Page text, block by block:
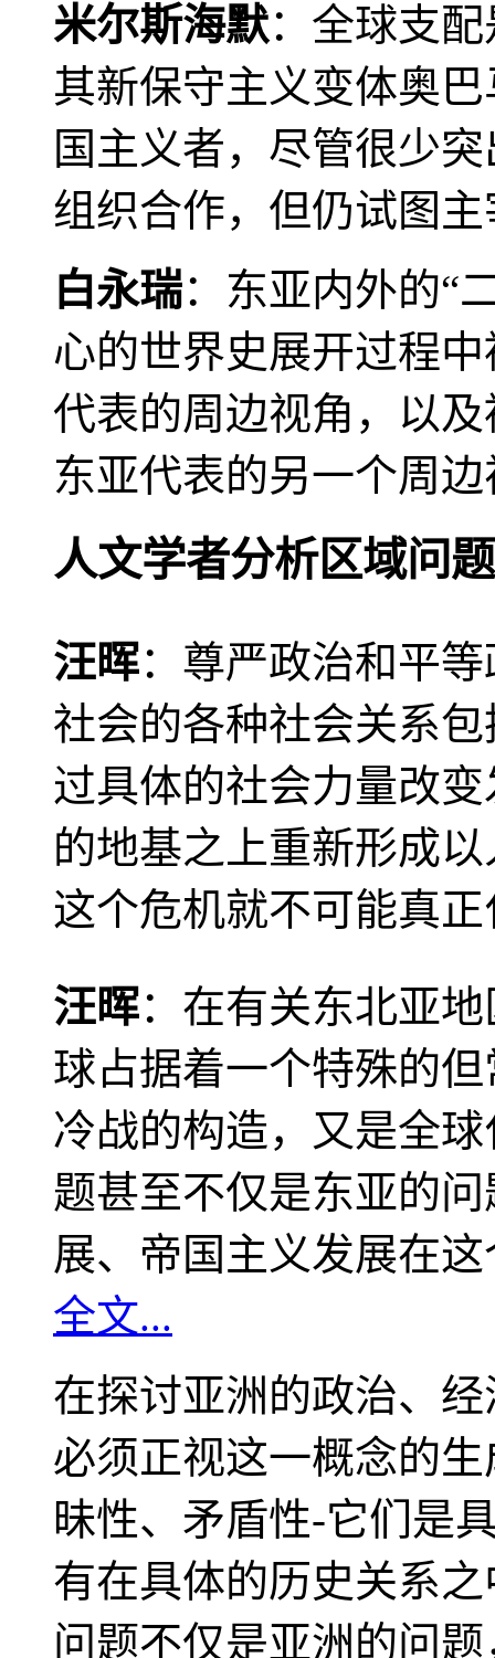
米尔斯海默：全球支
其新保守主义变体奥
国主义者，尽管很少
组织合作，但仍试图
白永瑞：东亚内外的“
心的世界史展开过程
代表的周边视角，以
东亚代表的另一个周
人文学者分析区域问题
汪晖：尊严政治和平
社会的各种社会关系
过具体的社会力量改
的地基之上重新形成
这个危机就不可能真
汪晖：在有关东北亚
球占据着一个特殊的
冷战的构造，又是全
题甚至不仅是东亚的
展、帝国主义发展在
全文...
在探讨亚洲的政治、
必须正视这一概念的
昧性、矛盾性-它们是
有在具体的历史关系
问题不仅是亚洲的问